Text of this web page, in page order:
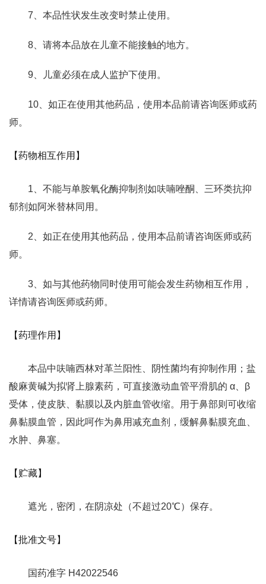
7、本品性状发生改变时禁止使用。
8、请将本品放在儿童不能接触的地方。
9、儿童必须在成人监护下使用。
10、如正在使用其他药品，使用本品前请咨询医师或药
师。
【药物相互作用】
1、不能与单胺氧化酶抑制剂如呋喃唑酮、三环类抗抑
郁剂如阿米替林同用。
2、如正在使用其他药品，使用本品前请咨询医师或药
师。
3、如与其他药物同时使用可能会发生药物相互作用，
详情请咨询医师或药师。
【药理作用】
本品中呋喃西林对革兰阳性、阴性菌均有抑制作用；盐
酸麻黄碱为拟肾上腺素药，可直接激动血管平滑肌的 α、β
受体，使皮肤、黏膜以及内脏血管收缩。用于鼻部则可收缩
鼻黏膜血管，因此呵作为鼻用减充血剂，缓解鼻黏膜充血、
水肿、鼻塞。
【贮藏】
遮光，密闭，在阴凉处（不超过20℃）保存。
【批准文号】
国药准字 H42022546